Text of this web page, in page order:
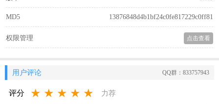
MD5 13876848d4b1bf24c0fe817229c0ff81
权限管理 点击查看
用户评论 QQ群：833757943
评分 ★ ★ ★ ★ ★ 力荐